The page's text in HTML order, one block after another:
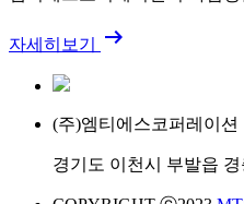
자세히보기 arrow_right_alt
(주)엠티에스코퍼레이션
경기도 이천시 부발읍 경